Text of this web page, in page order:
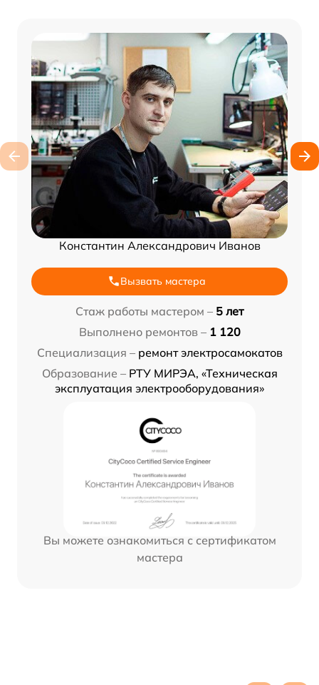
Константин Александрович Иванов
Вызвать мастера
Стаж работы мастером – 5 лет
Выполнено ремонтов – 1 120
Специализация – ремонт электросамокатов
Образование – РТУ МИРЭА, «Техническая
эксплуатация электрооборудования»
Вы можете ознакомиться с сертификатом
мастера